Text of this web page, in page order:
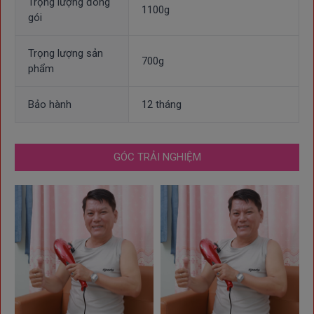
gói
1100g
Trọng lượng sản
phẩm
700g
Bảo hành 12 tháng
GÓC TRẢI NGHIỆM